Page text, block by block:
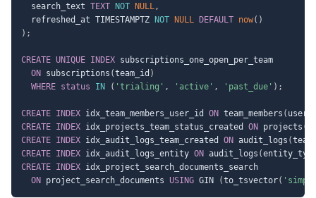
  search_text
TEXT NOT NULL,
  refreshed_at TIMESTAMPTZ
NOT NULL DEFAULT now( )
) ;
CREATE UNIQUE INDEX subscriptions_one_open_per_team
ON subscriptions (team_id )
WHERE status IN ( 'trialing' , 'active' , 'past_due' ) ;
CREATE INDEX idx_team_members_user_id ON team_members (
CREATE INDEX idx_projects_team_status_created ON projects (
CREATE INDEX idx_audit_logs_team_created ON audit_logs (
CREATE INDEX idx_audit_logs_entity ON audit_logs (
CREATE INDEX idx_project_search_documents_search
ON project_search_documents USING GIN (to_tsvector(